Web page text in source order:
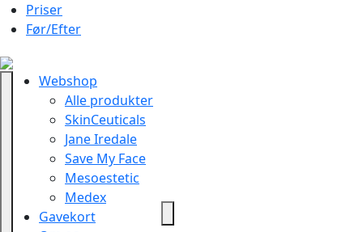
Priser
Før/Efter
Webshop
Alle produkter
SkinCeuticals
Jane Iredale
Save My Face
Mesoestetic
Medex
Gavekort